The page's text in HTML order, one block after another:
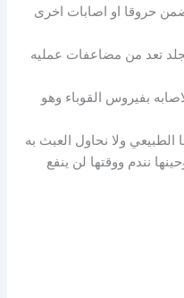
حروقا او اصابات اخرى
تعد من مضاعفات عمليه
بفيروس القوباء وهو
الطبيعي ولا نحاول العبث به
نندم ووقتها لن ينفع